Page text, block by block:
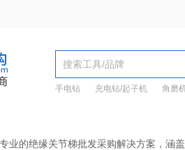
手电钻 充电钻/起子机 角磨
业的绝缘关节梯批发采购解决方案，涵